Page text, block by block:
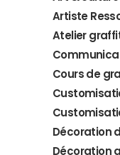
Artiste
Atelier
Cours de
Décoration
Décoration